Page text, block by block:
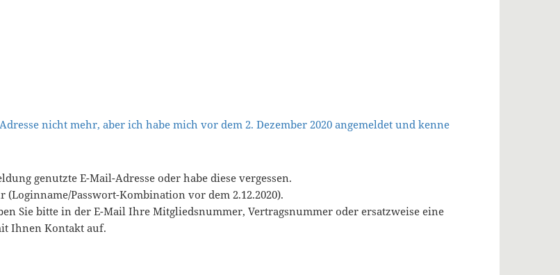
nicht mehr, aber ich habe mich vor dem 2. Dezember 2020 angemeldet und kenne
genutzte E-Mail-Adresse oder habe diese vergessen.
Passwort-Kombination vor dem 2.12.2020).
Sie bitte in der E-Mail Ihre Mitgliedsnummer, Vertragsnummer oder ersatzweise eine
Ihnen Kontakt auf.